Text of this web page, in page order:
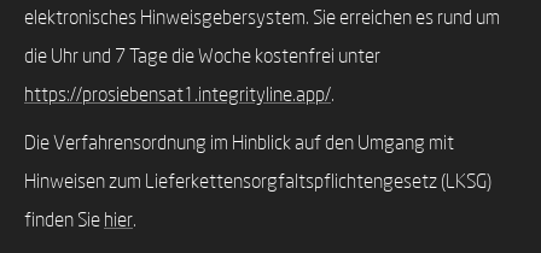
elektronisches Hinweisgebersystem. Sie erreichen es rund um
die Uhr und 7 Tage die Woche kostenfrei unter
https://prosiebensat1.integrityline.app/.
Die Verfahrensordnung im Hinblick auf den Umgang mit
Hinweisen zum Lieferkettensorgfaltspflichtengesetz (LKSG)
finden Sie hier.